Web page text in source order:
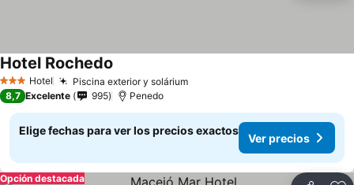
3 Estrellas
Hotel Piscina exterior y soláriumVer precios
Hotel Rochedo
8,7 Excelente 995 Penedo
Elige fechas para ver los precios exactos
Ver precios
Opción destacada